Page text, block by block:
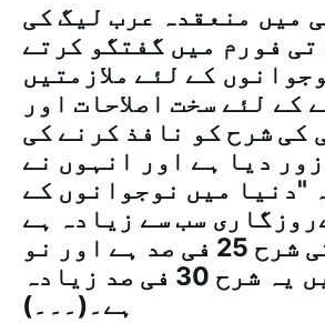
میں منعقدہ عرب لیگ کی
فورم میں گفتگو کرتے
کے لئے ملازمتیں
کے لئے سخت اصلاحات اور
کی شرح کو نافذ کرنے کی
دیا ہے اور انہوں نے
"دنیا میں نوجوانوں کے
سب سے زیادہ ہے
اور اس کی شرح 25 فی صد ہے اور نو
ممالک میں یہ شرح 30 فی صد زیادہ
ہے۔(۔۔۔)